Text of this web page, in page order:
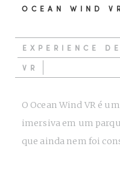
OCEAN WIND
EXPERIENCE
VR
O Ocean Wind VR é
imersiva em um
que ainda nem foi